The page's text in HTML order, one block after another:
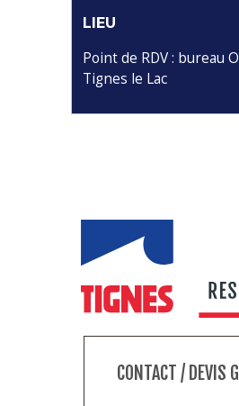
LIEU
Point de RDV : bureau
Tignes le Lac
CONTACT / DEVIS